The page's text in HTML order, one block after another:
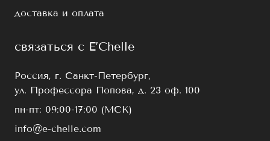
доставка и оплата
связаться с E’Chelle
Россия, г. Санкт-Петербург,
ул. Профессора Попова, д. 23 оф. 100
пн-пт: 09:00-17:00 (МСК)
info@e-chelle.com